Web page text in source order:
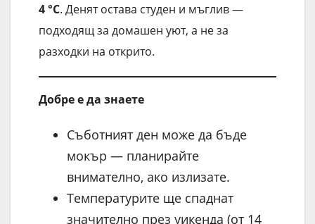
4 °C. Денят остава студен и мъглив —
подходящ за домашен уют, а не за
разходки на открито.
Добре е да знаете
Съботният ден може да бъде
мокър — планирайте
внимателно, ако излизате.
Температурите ще спаднат
значително през уикенда (от 14